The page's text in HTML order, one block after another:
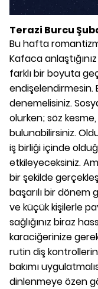
Terazi Burcu
Bu hafta
Kafaca
farklı bir boyuta
endişelendirmesin.
denemelisiniz.
olurken; söz
bulunabilirsiniz.
iş birliği içinde
etkileyeceksiniz.
bir şekilde
başarılı bir dönem
ve küçük kişilerle
sağlığınız biraz
karaciğerinize
rutin diş
bakımı
dinlenmeye özen